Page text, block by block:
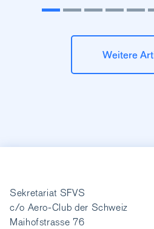
Weitere
Sekretariat SFVS
c/o Aero-Club der Schweiz
Maihofstrasse 76